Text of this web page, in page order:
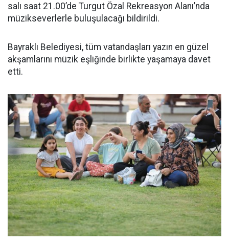
salı saat 21.00’de Turgut Özal Rekreasyon Alanı’nda
müzikseverlerle buluşulacağı bildirildi.
Bayraklı Belediyesi, tüm vatandaşları yazın en güzel
akşamlarını müzik eşliğinde birlikte yaşamaya davet
etti.